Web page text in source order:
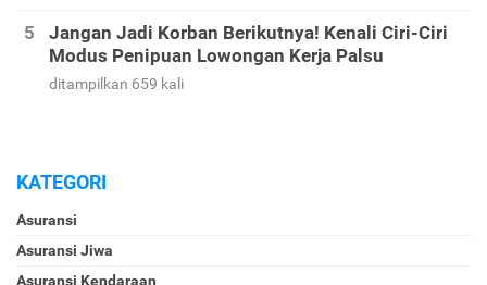
Jangan Jadi Korban Berikutnya! Kenali Ciri-Ciri
Modus Penipuan Lowongan Kerja Palsu
ditampilkan 659 kali
KATEGORI
Asuransi
Asuransi Jiwa
Asuransi Kendaraan